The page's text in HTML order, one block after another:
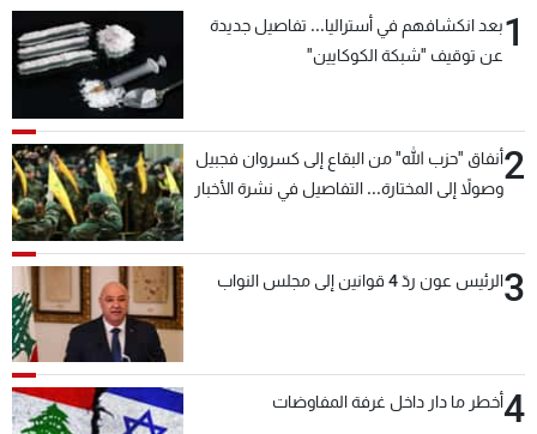
1بعد انكشافهم في أستراليا... تفاصيل جديدة
عن توقيف "شبكة الكوكايين"
2أنفاق "حزب الله" من البقاع إلى كسروان فجبيل
وصولاً إلى المختارة... التفاصيل في نشرة الأخبار
3الرئيس عون ردّ 4 قوانين إلى مجلس النواب
4أخطر ما دار داخل غرفة المفاوضات
عن MTV